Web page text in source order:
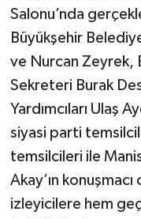
Salonu’nda
Büyükşehir
ve Nurcan Zeyrek,
Sekreteri Burak
Yardımcıları Ulaş
siyasi parti
temsilcileri ile
Akay’ın konuşmacı
izleyicilere hem